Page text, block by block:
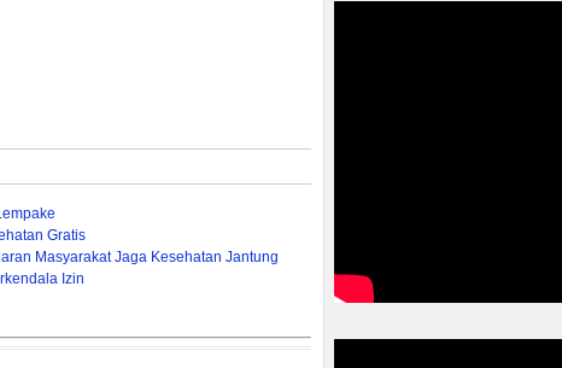
Gratis
Masyarakat Jaga Kesehatan Jantung
Izin